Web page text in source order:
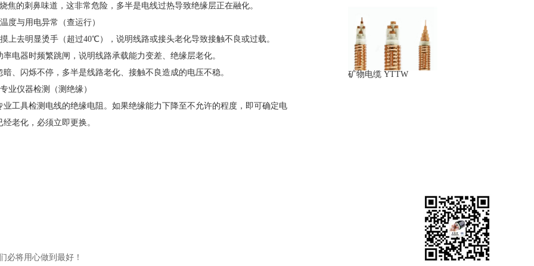
焦的刺鼻味道，这非常危险，多半是电线过热导致绝缘层正在融化。
度与用电异常（查运行）
上去明显烫手（超过40℃），说明线路或接头老化导致接触不良或过载。
电器时频繁跳闸，说明线路承载能力变差、绝缘层老化。
、闪烁不停，多半是线路老化、接触不良造成的电压不稳。
业仪器检测（测绝缘）
工具检测电线的绝缘电阻。如果绝缘能力下降至不允许的程度，即可确定电
经老化，必须立即更换。
矿物电缆 YTTW
必将用心做到最好！